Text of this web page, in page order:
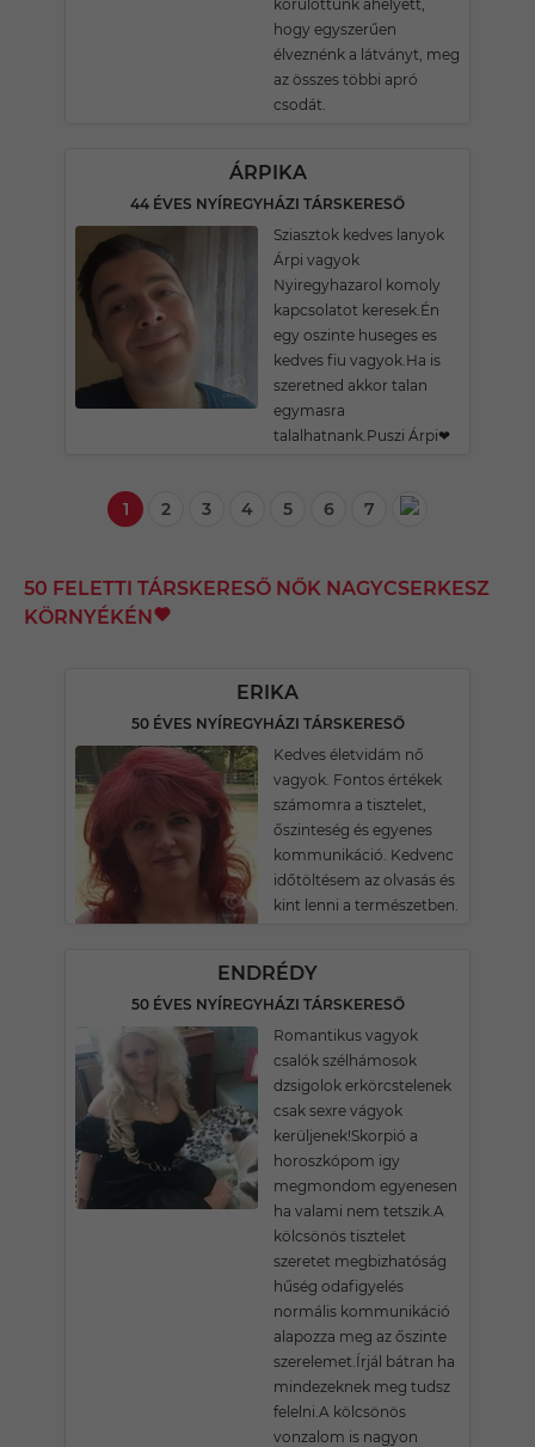
körülöttünk ahelyett,
hogy egyszerűen
élveznénk a látványt, meg
az összes többi apró
csodát.
ÁRPIKA
44 ÉVES NYÍREGYHÁZI TÁRSKERESŐ
Sziasztok kedves lanyok
Árpi vagyok
Nyiregyhazarol komoly
kapcsolatot keresek.Én
egy oszinte huseges es
kedves fiu vagyok.Ha is
szeretned akkor talan
egymasra
talalhatnank.Puszi Árpi❤
1 2 3 4 5 6 7
50 FELETTI TÁRSKERESŐ NŐK NAGYCSERKESZ
KÖRNYÉKÉN
ERIKA
50 ÉVES NYÍREGYHÁZI TÁRSKERESŐ
Kedves életvidám nő
vagyok. Fontos értékek
számomra a tisztelet,
őszinteség és egyenes
kommunikáció. Kedvenc
időtöltésem az olvasás és
kint lenni a természetben.
ENDRÉDY
50 ÉVES NYÍREGYHÁZI TÁRSKERESŐ
Romantikus vagyok
csalók szélhámosok
dzsigolok erkörcstelenek
csak sexre vágyok
kerüljenek!Skorpió a
horoszkópom igy
megmondom egyenesen
ha valami nem tetszik.A
kölcsönös tisztelet
szeretet megbizhatóság
hűség odafigyelés
normális kommunikáció
alapozza meg az őszinte
szerelemet.Írjál bátran ha
mindezeknek meg tudsz
felelni.A kölcsönös
vonzalom is nagyon